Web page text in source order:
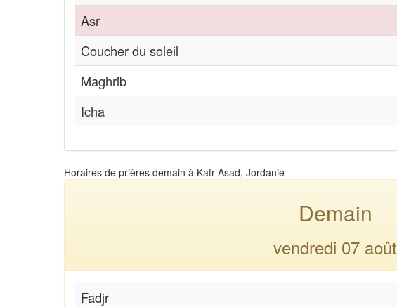
Asr
Coucher du soleil
Maghrib
Icha
Horaires de prières demain à Kafr Asad, Jordanie
Demain
vendredi 07 août
Fadjr